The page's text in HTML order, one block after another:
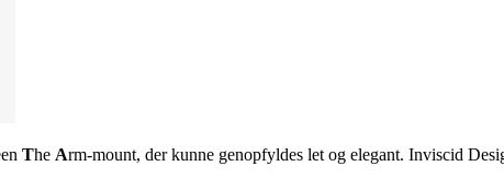
The Arm-mount, der kunne genopfyldes let og elegant. Inviscid